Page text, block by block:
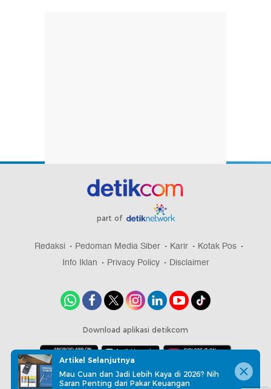
part of
Redaksi Pedoman Media Siber Karir
Kotak Pos
Info Iklan
Privacy Policy Disclaimer
Download aplikasi detikcom
Copyright @ 2026 detikcom, All right reserved
Artikel Selanjutnya
Mau Cuan dan Jadi Lebih Kaya di 2026? Nih
Saran Penting dari Pakar Keuangan